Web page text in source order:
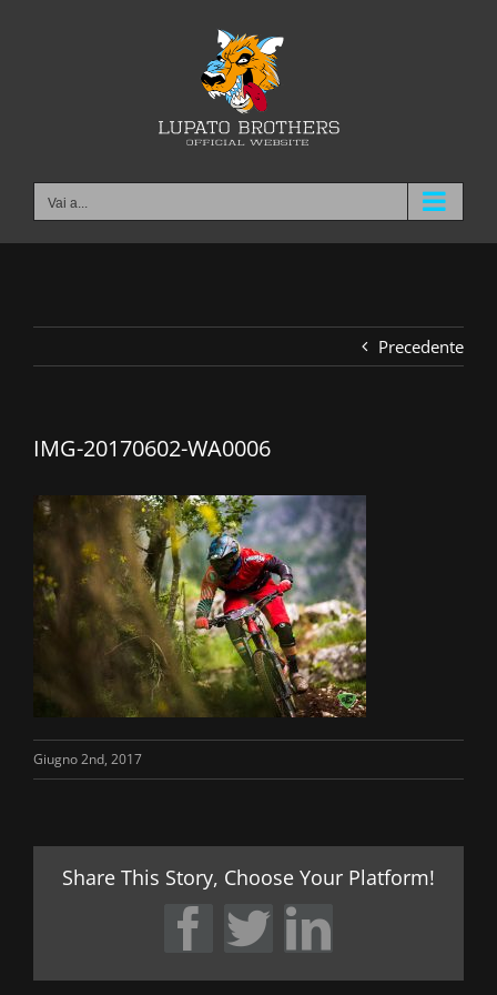
Vai a...
Precedente
IMG-20170602-WA0006
Giugno 2nd, 2017
Share This Story, Choose Your Platform!
Facebook
TwitterLinkedIn